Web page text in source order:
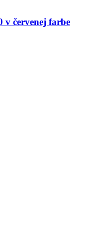
v červenej farbe